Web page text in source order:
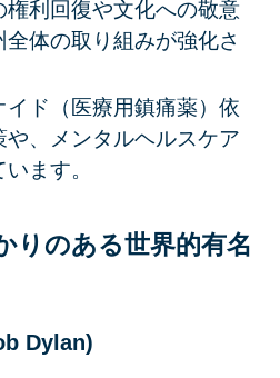
権利回復や文化への敬意
体の取り組みが強化さ
イド（医療用鎮痛薬）依
、メンタルヘルスケア
ます。
りのある世界的有名
Dylan)